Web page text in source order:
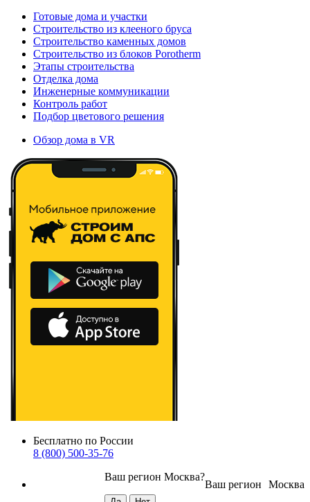
Готовые дома и участки
Строительство из клееного бруса
Строительство каменных домов
Строительство из блоков Porotherm
Этапы строительства
Отделка дома
Инженерные коммуникации
Контроль работ
Подбор цветового решения
Обзор дома в VR
Бесплатно по России
8 (800) 500-35-76
Москва
Ваш регион
Ваш регион Москва?